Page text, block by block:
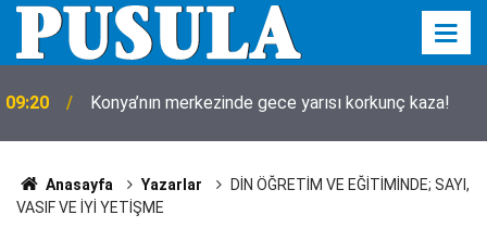
09:20 Konya’nın merkezinde gece yarısı korkunç kaza!
Anasayfa Yazarlar
DİN ÖĞRETİM VE EĞİTİMİNDE; SAYI,
VASIF VE İYİ YETİŞME